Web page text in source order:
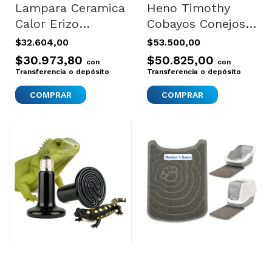
Lampara Ceramica
Calor Erizo
Tortuga
Calefactora Reptil
100w Calor Sin
Luz
$32.604,00
$30.973,80 con
Transferencia o depósito
Heno Timothy
Cobayos Conejos
Chinchillas
Hamsters Kaytee
2.7kg
$53.500,00
$50.825,00 con
Transferencia o depósito